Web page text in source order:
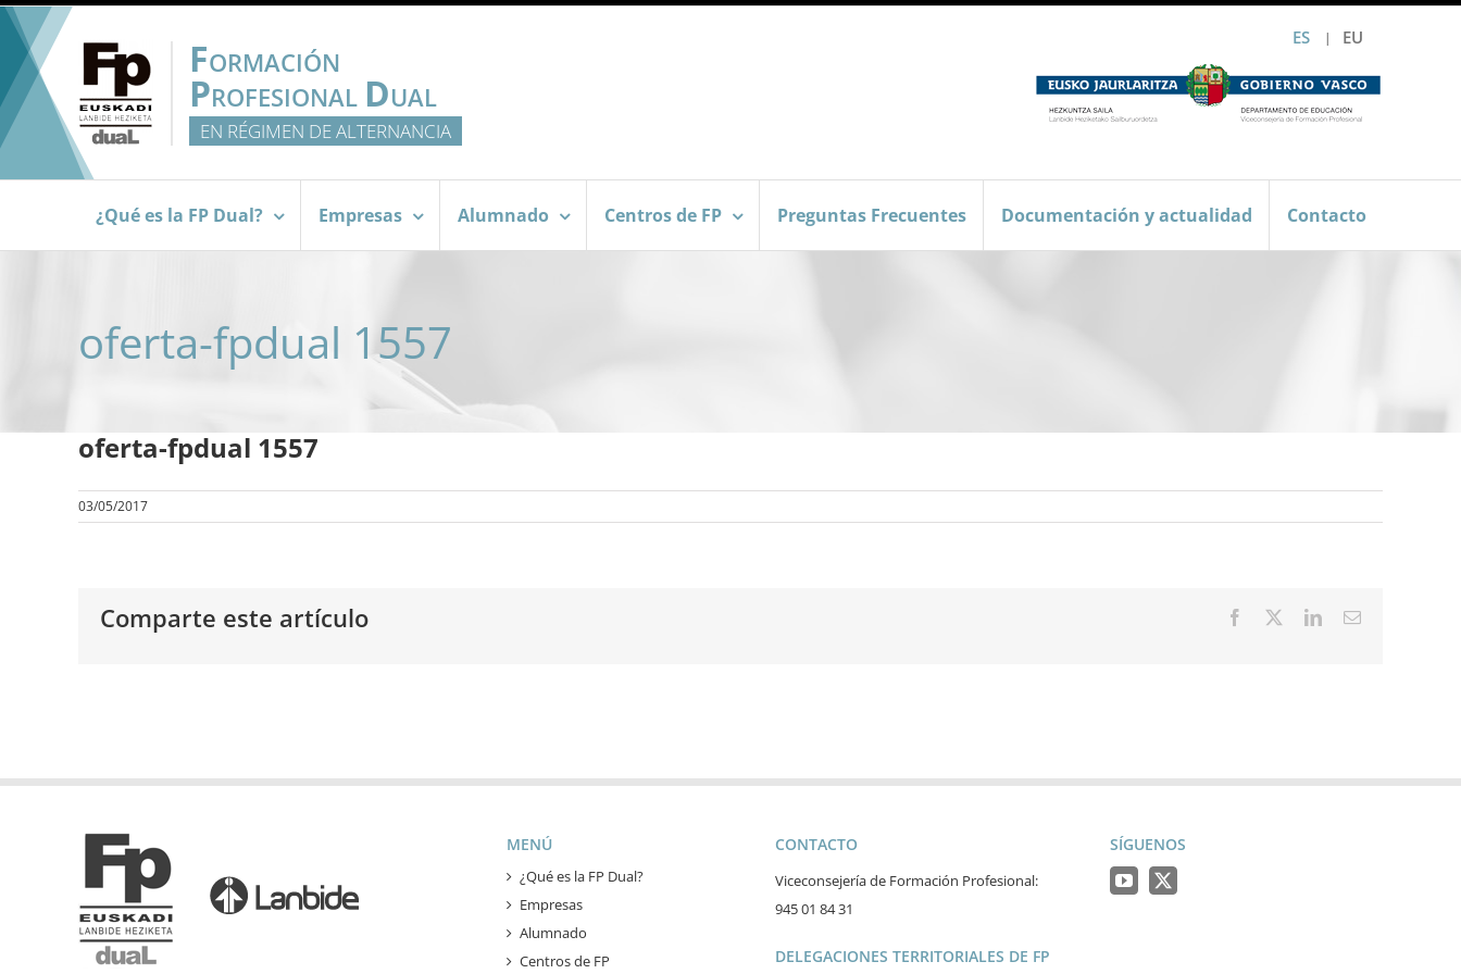
Saltar
contenido
ES EU
FORMACIÓN
PROFESIONAL DUAL
EN RÉGIMEN DE ALTERNANCIA
¿Qué es la FP Dual? Empresas Alumnado Centros de FP Preguntas Frecuentes Documentación y actualidad Contacto
oferta-fpdual 1557
oferta-fpdual 1557
03/05/2017
Comparte este artículo Facebook LinkedInCorreo
MENÚ
¿Qué es la FP Dual?
Empresas
Alumnado
Centros de FP
CONTACTO
Viceconsejería de Formación Profesional:
945 01 84 31
DELEGACIONES TERRITORIALES DE FP
SÍGUENOS